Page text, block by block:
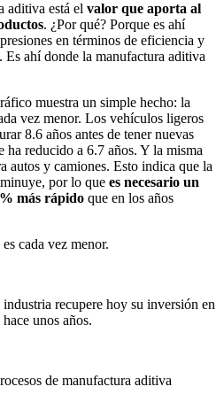
aditiva está el valor que aporta al
. ¿Por qué? Porque es ahí
en términos de eficiencia y
ahí donde la manufactura aditiva
muestra un simple hecho: la
vez menor. Los vehículos ligeros
8.6 años antes de tener nuevas
ha reducido a 6.7 años. Y la misma
autos y camiones. Esto indica que la
por lo que es necesario un
más rápido que en los años
industria recupere hoy su inversión en
unos años.